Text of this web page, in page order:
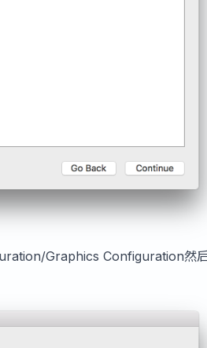
Graphics Configuration然